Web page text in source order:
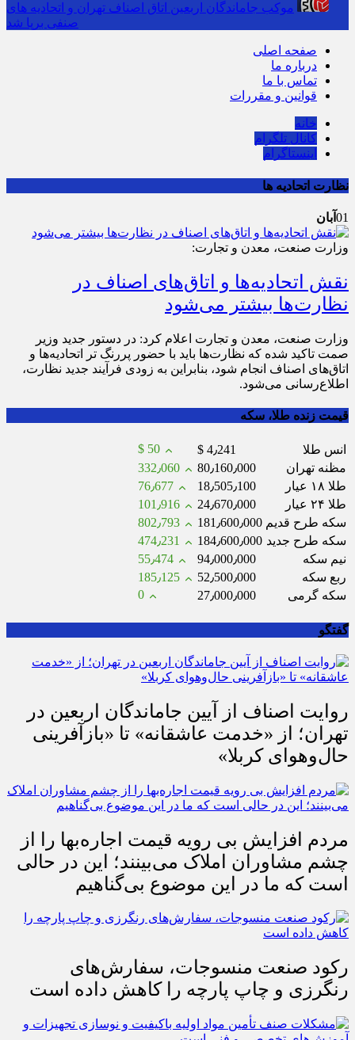
موکب جاماندگان اربعین اتاق اصناف تهران و اتحادیه های
صنفی برپا شد
صفحه اصلی
درباره ما
تماس با ما
قوانین و مقررات
خانه
کانال تلگرام
اینستاگرام
نظارت اتحادیه ها
01 آبان
وزارت صنعت، معدن و تجارت:
نقش اتحادیه‌ها و اتاق‌های اصناف در
نظارت‌ها بیشتر می‌شود
وزارت صنعت، معدن و تجارت اعلام کرد: در دستور جدید وزیر
صمت تاکید شده که نظارت‌ها باید با حضور پررنگ تر اتحادیه‌ها و
اتاق‌های اصناف انجام شود، بنابراین به زودی فرآیند جدید نظارت،
اطلاع‌رسانی می‌شود.
قیمت زنده طلا، سکه
انس طلا $ 4٫241
$ 50
مظنه تهران
80٫160٫000
332٫060
طلا ۱۸ عیار
18٫505٫100
76٫677
طلا ۲۴ عیار
24٫670٫000
101٫916
سکه طرح قدیم 181٫600٫000
802٫793
سکه طرح جدید 184٫600٫000
474٫231
نیم سکه
94٫000٫000
55٫474
ربع سکه
52٫500٫000
185٫125
سکه گرمی
27٫000٫000 0
گفتگو
روایت اصناف از آیین جاماندگان اربعین در
تهران؛ از «خدمت عاشقانه» تا «بازآفرینی
حال‌وهوای کربلا»
مردم افزایش بی رویه قیمت اجاره‌بها را از
چشم مشاوران املاک می‌بینند؛ این در حالی
است که ما در این موضوع بی‌گناهیم
رکود صنعت منسوجات، سفارش‌های
رنگرزی و چاپ پارچه را کاهش داده است